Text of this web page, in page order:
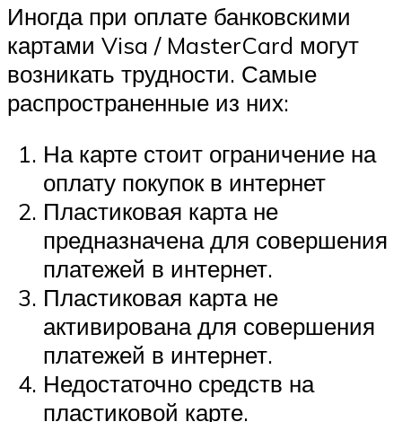
Иногда при оплате банковскими
картами Visa / MasterCard могут
возникать трудности. Самые
распространенные из них:
На карте стоит ограничение на
оплату покупок в интернет
Пластиковая карта не
предназначена для совершения
платежей в интернет.
Пластиковая карта не
активирована для совершения
платежей в интернет.
Недостаточно средств на
пластиковой карте.